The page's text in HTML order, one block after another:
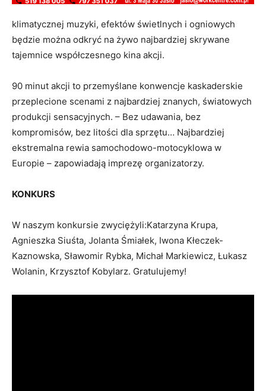
klimatycznej muzyki, efektów świetlnych i ogniowych
będzie można odkryć na żywo najbardziej skrywane
tajemnice współczesnego kina akcji.
90 minut akcji to przemyślane konwencje kaskaderskie
przeplecione scenami z najbardziej znanych, światowych
produkcji sensacyjnych. – Bez udawania, bez
kompromisów, bez litości dla sprzętu… Najbardziej
ekstremalna rewia samochodowo-motocyklowa w
Europie – zapowiadają imprezę organizatorzy.
KONKURS
W naszym konkursie zwyciężyli:Katarzyna Krupa,
Agnieszka Siuśta, Jolanta Śmiałek, Iwona Kłeczek-
Kaznowska, Sławomir Rybka, Michał Markiewicz, Łukasz
Wolanin, Krzysztof Kobylarz. Gratulujemy!